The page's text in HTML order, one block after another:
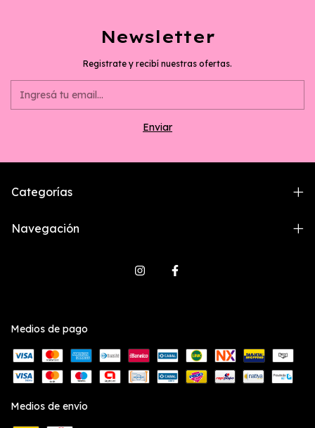
Newsletter
Registrate y recibí nuestras ofertas.
Categorías
Navegación
Medios de pago
Medios de envío